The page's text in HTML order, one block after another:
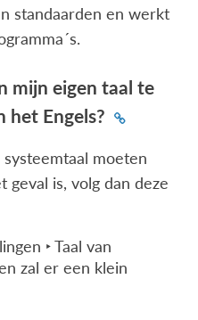
standaarden en werkt
mijn eigen taal te
het Engels?
moeten
geval is, volg dan deze
‣ Taal van
zal er een klein